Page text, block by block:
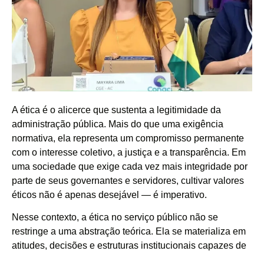
A ética é o alicerce que sustenta a legitimidade da
administração pública. Mais do que uma exigência
normativa, ela representa um compromisso permanente
com o interesse coletivo, a justiça e a transparência. Em
uma sociedade que exige cada vez mais integridade por
parte de seus governantes e servidores, cultivar valores
éticos não é apenas desejável — é imperativo.
Nesse contexto, a ética no serviço público não se
restringe a uma abstração teórica. Ela se materializa em
atitudes, decisões e estruturas institucionais capazes de